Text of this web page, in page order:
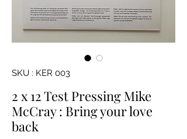
SKU : KER 003
2 x 12 Test Pressing Mike
McCray : Bring your love
back